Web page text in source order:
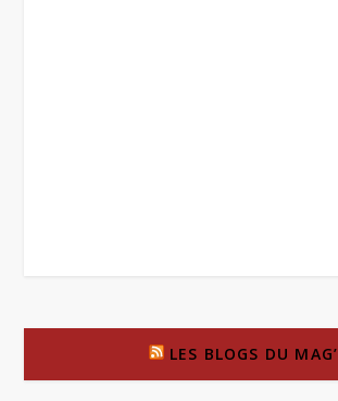
LES BLOGS DU MAG’